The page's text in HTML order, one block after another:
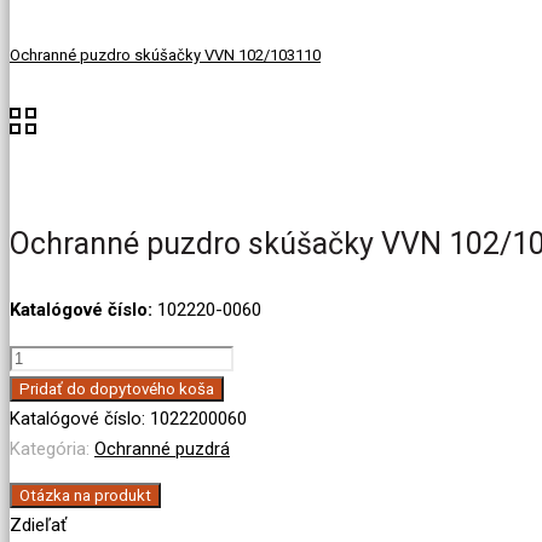
Ochranné puzdro skúšačky VVN 102/103110
Ochranné puzdro skúšačky VVN 102/
Katalógové číslo: 102220-0060
množstvo
Ochranné
puzdro
skúšačky
VVN
102/103220
Pridať do dopytového koša
Katalógové číslo: 1022200060
Kategória: Ochranné puzdrá
Otázka na produkt
Zdieľať